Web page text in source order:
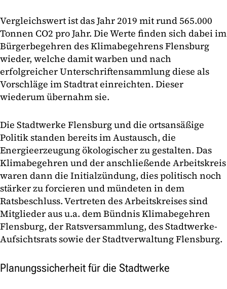
Vergleichswert ist das Jahr 2019 mit rund 565.000
Tonnen CO2 pro Jahr. Die Werte finden sich dabei im
Bürgerbegehren des Klimabegehrens Flensburg
wieder, welche damit warben und nach
erfolgreicher Unterschriftensammlung diese als
Vorschläge im Stadtrat einreichten. Dieser
wiederum übernahm sie.
Die Stadtwerke Flensburg und die ortsansäßige
Politik standen bereits im Austausch, die
Energieerzeugung ökologischer zu gestalten. Das
Klimabegehren und der anschließende Arbeitskreis
waren dann die Initialzündung, dies politisch noch
stärker zu forcieren und mündeten in dem
Ratsbeschluss. Vertreten des Arbeitskreises sind
Mitglieder aus u.a. dem Bündnis Klimabegehren
Flensburg, der Ratsversammlung, des Stadtwerke-
Aufsichtsrats sowie der Stadtverwaltung Flensburg.
Planungssicherheit für die Stadtwerke